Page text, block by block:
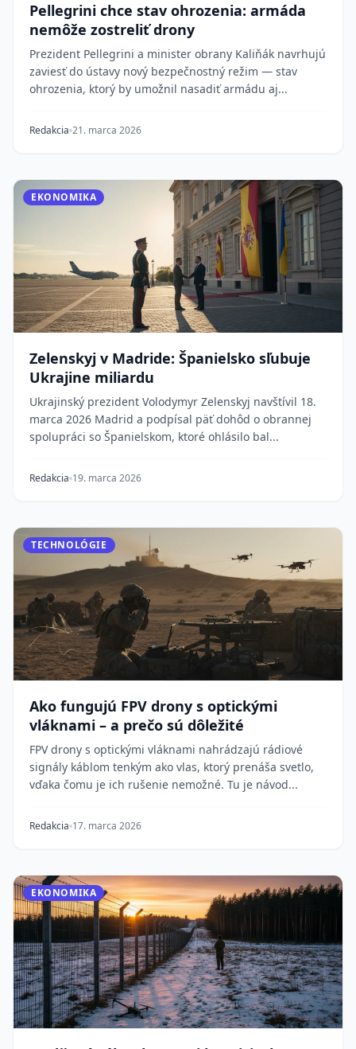
Pellegrini chce stav ohrozenia: armáda
nemôže zostreliť drony
Prezident Pellegrini a minister obrany Kaliňák navrhujú
zaviesť do ústavy nový bezpečnostný režim — stav
ohrozenia, ktorý by umožnil nasadiť armádu aj...
Redakcia 21. marca 2026
EKONOMIKA
Zelenskyj v Madride: Španielsko sľubuje
Ukrajine miliardu
Ukrajinský prezident Volodymyr Zelenskyj navštívil 18.
marca 2026 Madrid a podpísal päť dohôd o obrannej
spolupráci so Španielskom, ktoré ohlásilo bal...
Redakcia 19. marca 2026
TECHNOLÓGIE
Ako fungujú FPV drony s optickými
vláknami – a prečo sú dôležité
FPV drony s optickými vláknami nahrádzajú rádiové
signály káblom tenkým ako vlas, ktorý prenáša svetlo,
vďaka čomu je ich rušenie nemožné. Tu je návod...
Redakcia 17. marca 2026
EKONOMIKA